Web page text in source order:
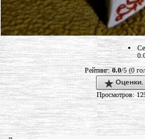
Рейтинг:0.0/5 (0
Оценки.
Просмотров: